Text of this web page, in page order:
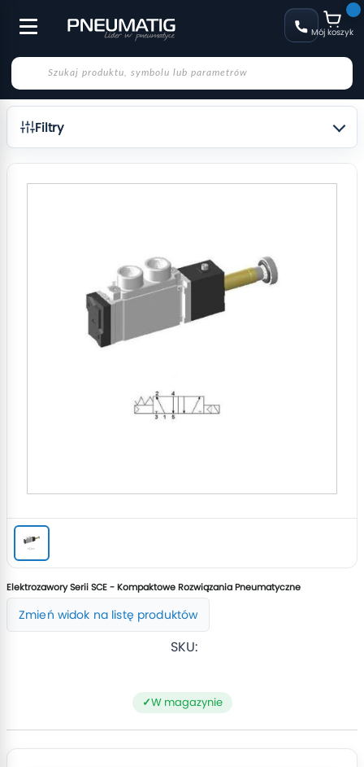
Mój koszyk
Filtry
Elektrozawory Serii SCE - Kompaktowe Rozwiązania Pneumatyczne
Zmień widok na listę produktów
SKU:
W magazynie